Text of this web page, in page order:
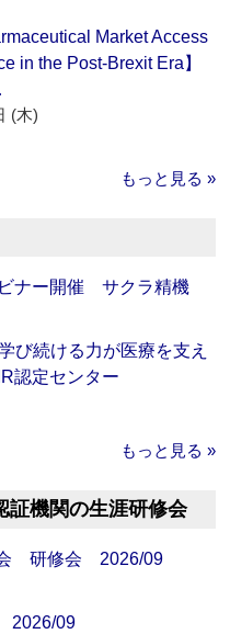
Market Access
in the Post-Brexit Era】
(木)
もっと見る »
ナー開催 サクラ精機
び続ける力が医療を支え
認定センター
もっと見る »
証機関の生涯研修会
会 研修会 2026/09
2026/09